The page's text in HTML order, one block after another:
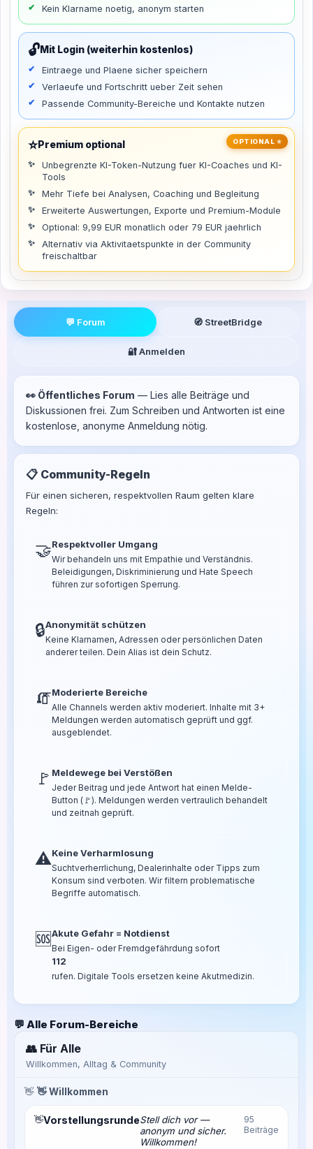
Kein Klarname noetig, anonym starten
🔓Mit Login (weiterhin kostenlos)
Eintraege und Plaene sicher speichern
Verlaeufe und Fortschritt ueber Zeit sehen
Passende Community-Bereiche und Kontakte nutzen
OPTIONAL ⭐
⭐Premium optional
Unbegrenzte KI-Token-Nutzung fuer KI-Coaches und KI-
Tools
Mehr Tiefe bei Analysen, Coaching und Begleitung
Erweiterte Auswertungen, Exporte und Premium-Module
Optional: 9,99 EUR monatlich oder 79 EUR jaehrlich
Alternativ via Aktivitaetspunkte in der Community
freischaltbar
💬 Forum 🧭 StreetBridge
🔐 Anmelden
👀 Öffentliches Forum — Lies alle Beiträge und
Diskussionen frei. Zum Schreiben und Antworten ist eine
kostenlose, anonyme Anmeldung nötig.
📋 Community-Regeln
Für einen sicheren, respektvollen Raum gelten klare
Regeln:
🤝Respektvoller Umgang
Wir behandeln uns mit Empathie und Verständnis.
Beleidigungen, Diskriminierung und Hate Speech
führen zur sofortigen Sperrung.
🔒Anonymität schützen
Keine Klarnamen, Adressen oder persönlichen Daten
anderer teilen. Dein Alias ist dein Schutz.
🧯Moderierte Bereiche
Alle Channels werden aktiv moderiert. Inhalte mit 3+
Meldungen werden automatisch geprüft und ggf.
ausgeblendet.
🚩 Meldewege bei Verstößen
Jeder Beitrag und jede Antwort hat einen Melde-
Button (🚩). Meldungen werden vertraulich behandelt
und zeitnah geprüft.
⚠️Keine Verharmlosung
Suchtverherrlichung, Dealerinhalte oder Tipps zum
Konsum sind verboten. Wir filtern problematische
Begriffe automatisch.
🆘Akute Gefahr = Notdienst
Bei Eigen- oder Fremdgefährdung sofort
112
rufen. Digitale Tools ersetzen keine Akutmedizin.
💬 Alle Forum-Bereiche
👥 Für Alle
Willkommen, Alltag & Community
👋 👋 Willkommen
👋VorstellungsrundeStell dich vor —
anonym und sicher.
Willkommen!
95
Beiträge